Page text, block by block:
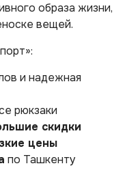
образа жизни,
вещей.
и надежная
рюкзаки
скидки
цены
по Ташкенту